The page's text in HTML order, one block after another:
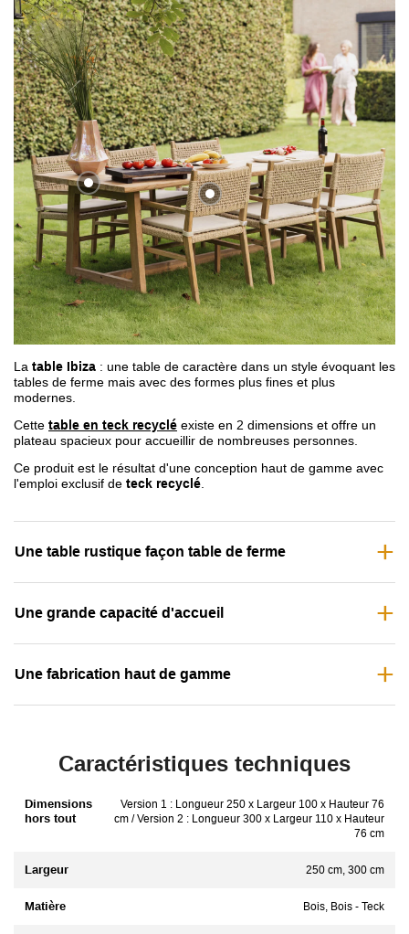
La table Ibiza : une table de caractère dans un style évoquant les
tables de ferme mais avec des formes plus fines et plus
modernes.
Cette table en teck recyclé existe en 2 dimensions et offre un
plateau spacieux pour accueillir de nombreuses personnes.
Ce produit est le résultat d'une conception haut de gamme avec
l'emploi exclusif de teck recyclé
Une table rustique façon table de ferme
Une grande capacité d'accueil
Une fabrication haut de gamme
Caractéristiques techniques
Dimensions
hors tout
Version 1 : Longueur 250 x Largeur 100 x Hauteur 76
cm / Version 2 : Longueur 300 x Largeur 110 x Hauteur
76 cm
Largeur 250 cm, 300 cm
Matière Bois, Bois - Teck